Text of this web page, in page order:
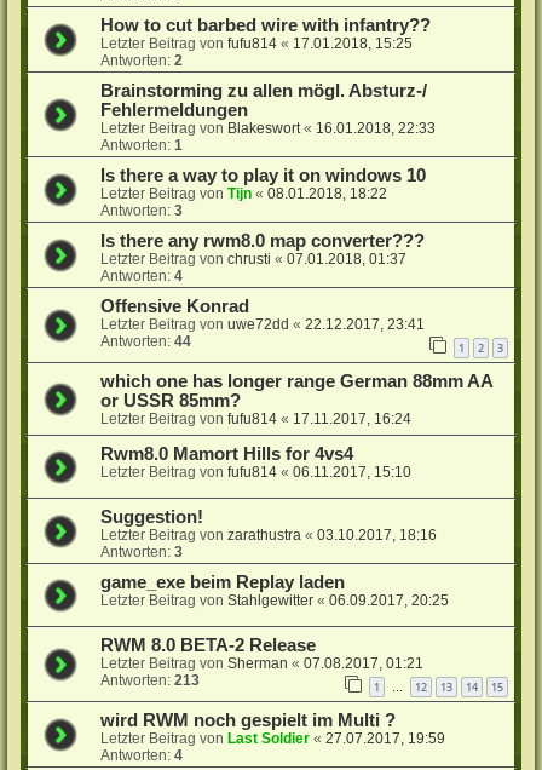
How to cut barbed wire with infantry??
Letzter Beitrag vonfufu814 « 17.01.2018, 15:25
Antworten:2
Brainstorming zu allen mögl. Absturz-/
Fehlermeldungen
Letzter Beitrag von Blakeswort« 16.01.2018, 22:33
Antworten:1
Is there a way to play it on windows 10
Letzter Beitrag vonTijn «08.01.2018, 18:22
Antworten:3
Is there any rwm8.0 map converter???
Letzter Beitrag vonchrusti «07.01.2018, 01:37
Antworten:4
Offensive Konrad
Letzter Beitrag vonuwe72dd «22.12.2017, 23:41
Antworten:44 1 2 3
which one has longer range German 88mm AA
or USSR 85mm?
Letzter Beitrag vonfufu814 « 17.11.2017, 16:24
Rwm8.0 Mamort Hills for 4vs4
Letzter Beitrag vonfufu814 «06.11.2017, 15:10
Suggestion!
Letzter Beitrag vonzarathustra «03.10.2017, 18:16
Antworten:3
game_exe beim Replay laden
Letzter Beitrag vonStahlgewitter «06.09.2017, 20:25
RWM 8.0 BETA-2 Release
Letzter Beitrag vonSherman «07.08.2017, 01:21
Antworten:213 1 12 13 14 15
wird RWM noch gespielt im Multi ?
Letzter Beitrag von Last Soldier «27.07.2017, 19:59
Antworten:4